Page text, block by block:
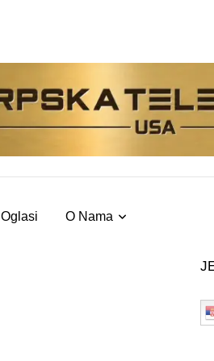
Oglasi O Nama